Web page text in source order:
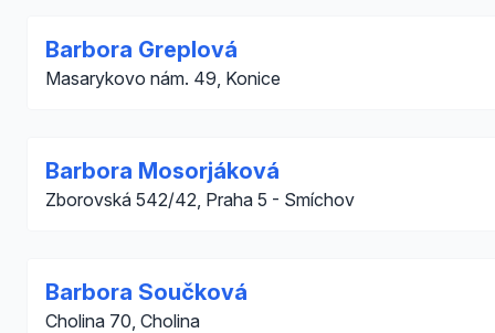
Barbora Greplová
Masarykovo nám. 49, Konice
Barbora Mosorjáková
Zborovská 542/42, Praha 5 - Smíchov
Barbora Součková
Cholina 70, Cholina